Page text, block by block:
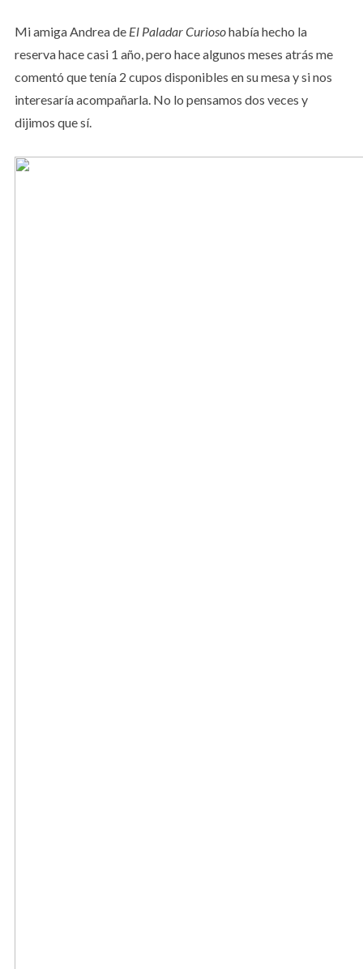
Mi amiga Andrea de El Paladar Curiosohabía hecho la
reserva hace casi 1 año, pero hace algunos meses atrás me
comentó que tenía 2 cupos disponibles en su mesa y si nos
interesaría acompañarla. No lo pensamos dos veces y
dijimos que sí.